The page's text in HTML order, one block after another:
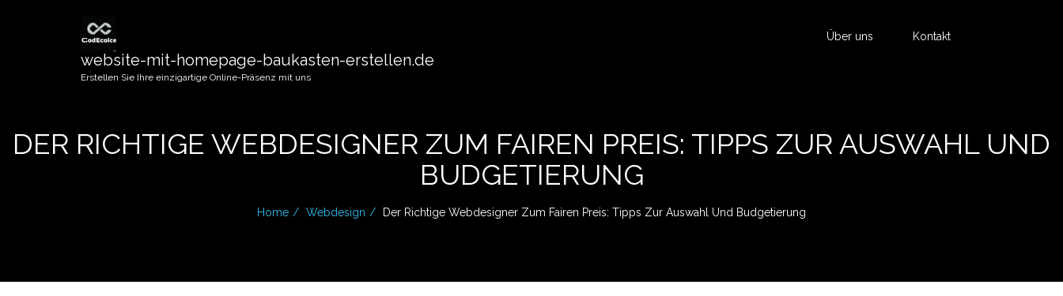
website-mit-homepage-baukasten-erstellen.de
Erstellen Sie Ihre einzigartige Online-Präsenz mit uns
Über uns Kontakt
DER RICHTIGE WEBDESIGNER ZUM FAIREN PREIS: TIPPS ZUR AUSWAHL UND
BUDGETIERUNG
Home Webdesign Der Richtige Webdesigner Zum Fairen Preis: Tipps Zur Auswahl Und Budgetierung